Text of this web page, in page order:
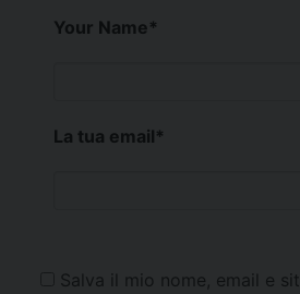
Your Name*
La tua email*
Salva il mio nome, email e